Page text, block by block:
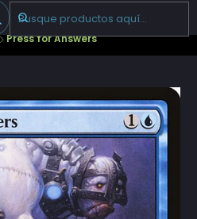
Escribenos
Pioneer
Press for Answers